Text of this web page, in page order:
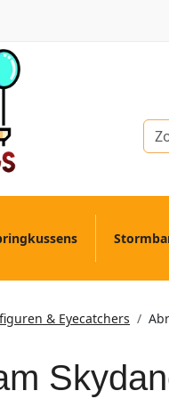
& Eyecatchers